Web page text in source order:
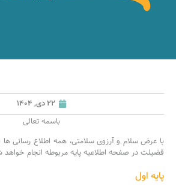
22 دی, 1404
باسمه تعالی
با عرض سلام و آرزوی سلامتی، همه اطلاع رسانی
فضیلت در صفحه اطلاعیه پایه مربوطه انجام
پایه اول